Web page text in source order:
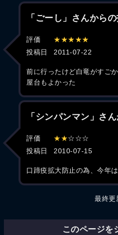
「ごーし」さんから
評価
★★★★★
投稿日
2011-07-22
前に行ったけど白竜がすご
屋台もよかった
「シンパンマン」さ
評価 ★★☆☆☆
投稿日
2010-07-15
口蹄疫拡大防止の為、今年
最終
このページを